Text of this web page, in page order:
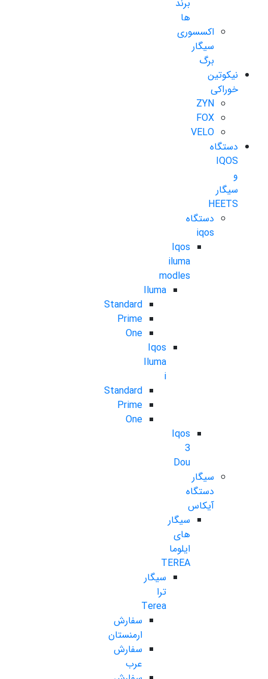
برند
ها
اکسسوری
سیگار
برگ
نیکوتین
خوراکی
ZYN
FOX
VELO
دستگاه
IQOS
و
سیگار
HEETS
دستگاه
iqos
Iqos
iluma
modles
Iluma
Standard
Prime
One
Iqos
Iluma
i
Standard
Prime
One
Iqos
3
Dou
سیگار
دستگاه
آیکاس
سیگار
های
ایلوما
TEREA
سیگار
ترا
Terea
سفارش
ارمنستان
سفارش
عرب